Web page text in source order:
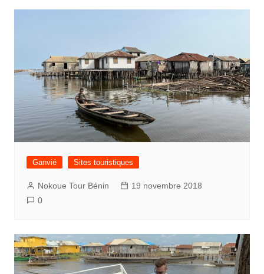
Ganvié Sites touristiques
Nokoue Tour Bénin
19 novembre 2018
0